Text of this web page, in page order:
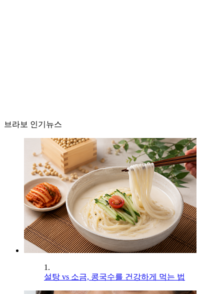
브라보 인기뉴스
1.
설탕 vs 소금, 콩국수를 건강하게 먹는 법